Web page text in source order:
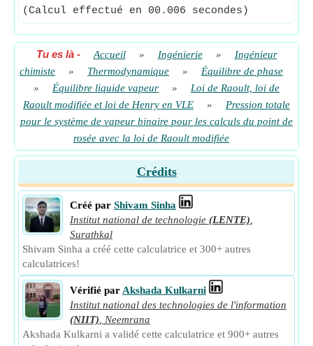
(Calcul effectué en 00.006 secondes)
Tu es là- Accueil » Ingénierie »
Ingénieur
chimiste
» Thermodynamique »
Équilibre de phase
»
Équilibre liquide vapeur »
Loi de Raoult, loi de
Raoult modifiée et loi de Henry en VLE
»
Pression totale
pour le système de vapeur binaire pour les calculs du point de
rosée avec la loi de Raoult modifiée
Crédits
Créé par Shivam Sinha
Institut national de technologie (LENTE)
Surathkal
Shivam Sinha a créé cette calculatrice et 300+ autres
calculatrices!
Vérifié par Akshada Kulkarni
Institut national des technologies de l'information
(NIIT)
Neemrana
Akshada Kulkarni a validé cette calculatrice et 900+ autres